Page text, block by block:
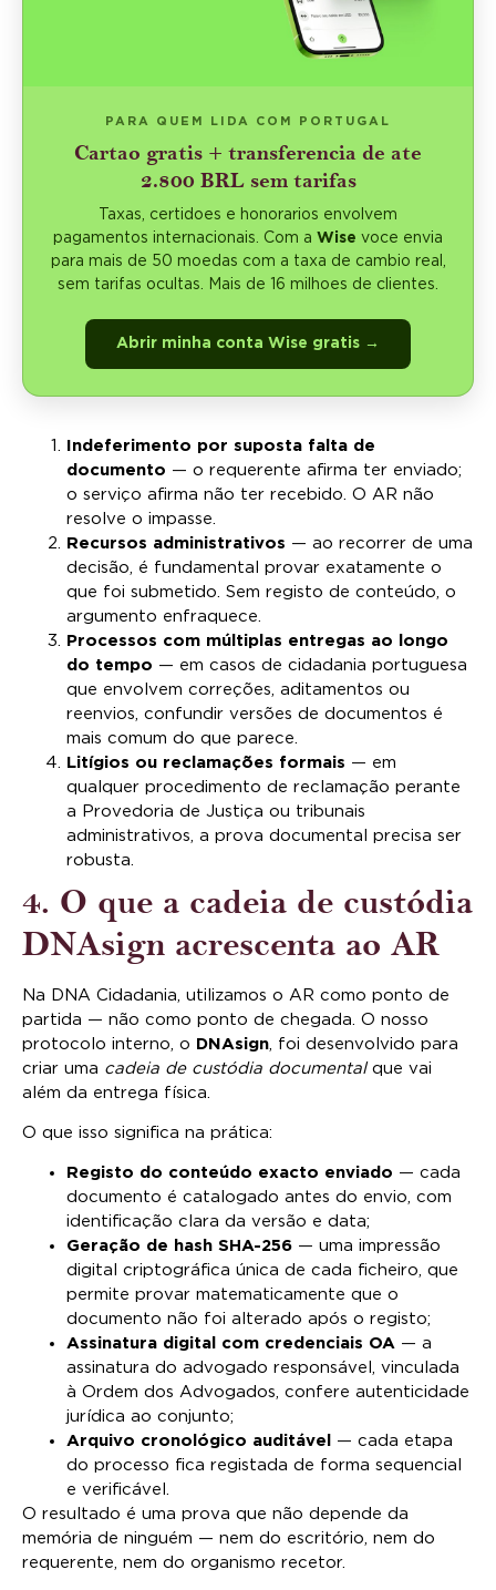
PARA QUEM LIDA COM PORTUGAL
Cartao gratis + transferencia de ate
2.800 BRL sem tarifas
Taxas, certidoes e honorarios envolvem
pagamentos internacionais. Com a Wise voce envia
para mais de 50 moedas com a taxa de cambio real,
sem tarifas ocultas. Mais de 16 milhoes de clientes.
Abrir minha conta Wise gratis →
Indeferimento por suposta falta de
documento — o requerente afirma ter enviado;
o serviço afirma não ter recebido. O AR não
resolve o impasse.
Recursos administrativos — ao recorrer de uma
decisão, é fundamental provar exatamente o
que foi submetido. Sem registo de conteúdo, o
argumento enfraquece.
Processos com múltiplas entregas ao longo
do tempo — em casos de cidadania portuguesa
que envolvem correções, aditamentos ou
reenvios, confundir versões de documentos é
mais comum do que parece.
Litígios ou reclamações formais — em
qualquer procedimento de reclamação perante
a Provedoria de Justiça ou tribunais
administrativos, a prova documental precisa ser
robusta.
4. O que a cadeia de custódia
DNAsign acrescenta ao AR
Na DNA Cidadania, utilizamos o AR como ponto de
partida — não como ponto de chegada. O nosso
protocolo interno, o DNAsign , foi desenvolvido para
criar uma cadeia de custódia documentalque vai
além da entrega física.
O que isso significa na prática:
Registo do conteúdo exacto enviado — cada
documento é catalogado antes do envio, com
identificação clara da versão e data;
Geração de hash SHA-256 — uma impressão
digital criptográfica única de cada ficheiro, que
permite provar matematicamente que o
documento não foi alterado após o registo;
Assinatura digital com credenciais OA — a
assinatura do advogado responsável, vinculada
à Ordem dos Advogados, confere autenticidade
jurídica ao conjunto;
Arquivo cronológico auditável
— cada etapa
do processo fica registada de forma sequencial
e verificável.
O resultado é uma prova que não depende da
memória de ninguém — nem do escritório, nem do
requerente, nem do organismo recetor.